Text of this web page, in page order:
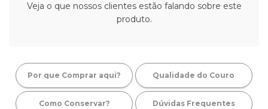
Veja o que nossos clientes estão falando sobre este
produto.
Por que Comprar aqui? Qualidade do Couro
Como Conservar? Dúvidas Frequentes